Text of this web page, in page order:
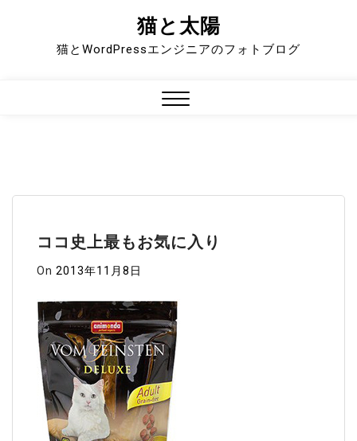
猫と太陽
猫とWordPressエンジニアのフォトブログ
ココ史上最もお気に入り
On 2013年11月8日